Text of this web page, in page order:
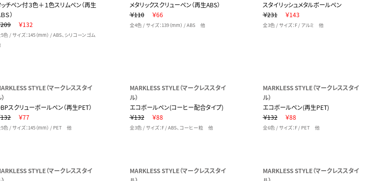
ッチペン付３色＋１色スリムペン（再生
Ｓ）
209
￥132
色 / サイズ：145（mm） / ABS、シリコーンゴム
メタリックスクリューペン（再生ABS）
￥110
￥66
全4色 / サイズ：139（mm） / ABS 他
スタイリッシュメタルボールペン
￥231
￥143
全3色 / サイズ：F / アルミ 他
STYLE（マークレススタイ
スクリューボールペン（再生PET）
132
￥77
色 / サイズ：145（mm） / PET 他
MARKLESS STYLE（マークレススタイ
ル）
エコボールペン(コーヒー配合タイプ)
￥132
￥88
全3色 / サイズ：F / ABS、コーヒー粒 他
MARKLESS STYLE（マークレススタイ
ル）
エコボールペン(再生PET)
￥132
￥88
全6色 / サイズ：F / PET 他
STYLE（マークレススタイ
MARKLESS STYLE（マークレススタイ
MARKLESS STYLE（マークレススタイ